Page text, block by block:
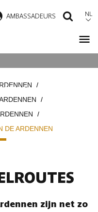
AMBASSADEURS NL
DE ARDENNEN
zijn net zo